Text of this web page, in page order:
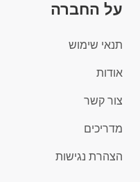
על החברה
תנאי שימוש
אודות
צור קשר
מדריכים
הצהרת נגישות